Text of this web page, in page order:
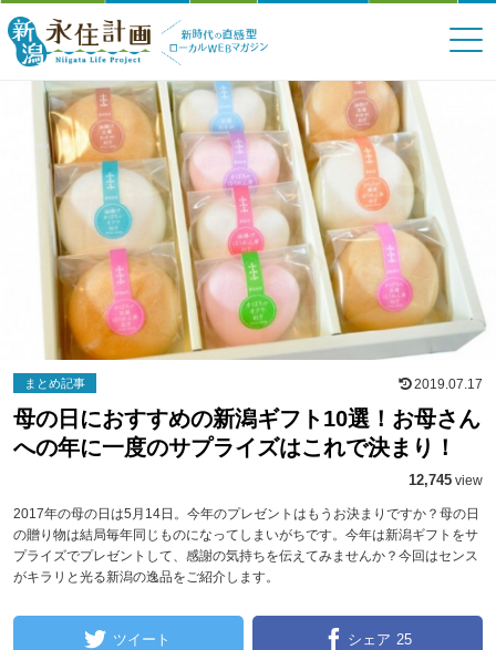
まとめ記事 2019.07.17
母の日におすすめの新潟ギフト10選！お母さん
への年に一度のサプライズはこれで決まり！
12,745 view
2017年の母の日は5月14日。今年のプレゼントはもうお決まりですか？母の日
の贈り物は結局毎年同じものになってしまいがちです。今年は新潟ギフトをサ
プライズでプレゼントして、感謝の気持ちを伝えてみませんか？今回はセンス
がキラリと光る新潟の逸品をご紹介します。
ツイート シェア 25